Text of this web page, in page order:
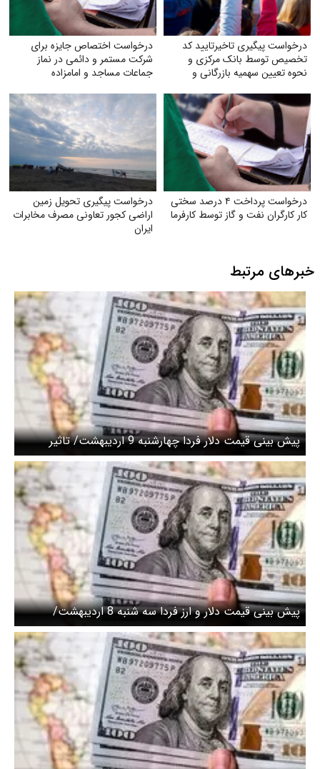
درخواست پیگیری تاخیرتایید کد
تخصیص توسط بانک مرکزی و
نحوه تعیین سهمیه بازرگانی و
درخواست اختصاص جایزه برای
شرکت مستمر و دائمی در نماز
جماعات مساجد و امامزاده
درخواست پرداخت ۴ درصد سختی
کار کارگران نفت و گاز توسط کارفرما
درخواست پیگیری تحویل زمین
اراضی کجور تعاونی مصرف مخابرات
ایران
خبرهای مرتبط
پیش بینی قیمت دلار فردا چهارشنبه 9 اردیبهشت/ تاثیر
ابهامات سیاسی بر روند صعودی قیمت ها
پیش بینی قیمت دلار و ارز فردا سه شنبه 8 اردیبهشت/
معاملات ارز فعلا انتظاری است